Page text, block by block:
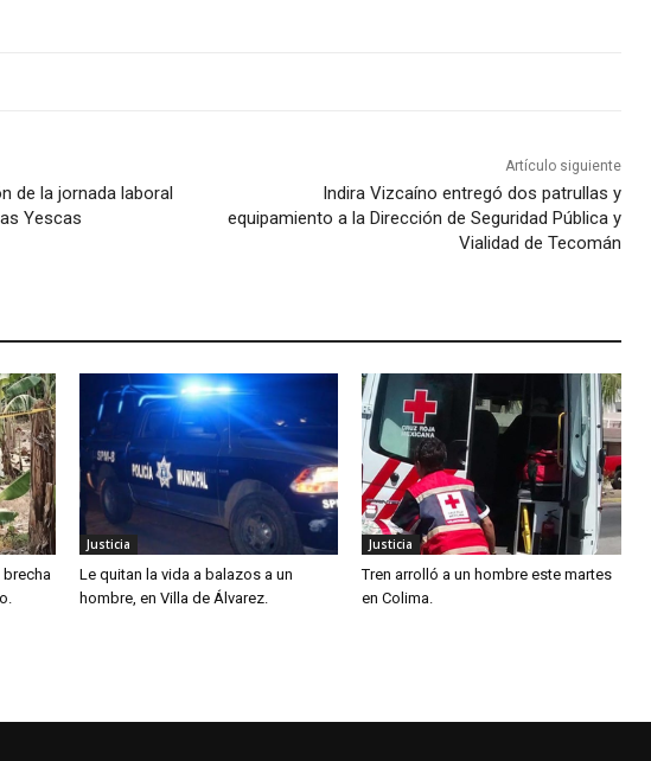
de la jornada laboral
Yescas
Artículo siguiente
Indira Vizcaíno entregó dos patrullas y
equipamiento a la Dirección de Seguridad Pública y
Vialidad de Tecomán
brecha
Justicia
Le quitan la vida a balazos a un
hombre, en Villa de Álvarez.
Justicia
Tren arrolló a un hombre este martes
en Colima.